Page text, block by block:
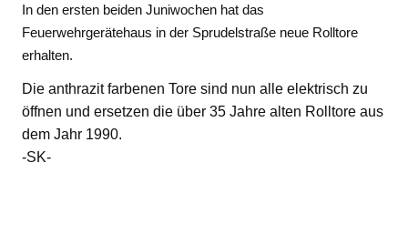
In den ersten beiden Juniwochen hat das
Feuerwehrgerätehaus in der Sprudelstraße neue Rolltore
erhalten.
Die anthrazit farbenen Tore sind nun alle elektrisch zu
öffnen und ersetzen die über 35 Jahre alten Rolltore aus
dem Jahr 1990.
-SK-